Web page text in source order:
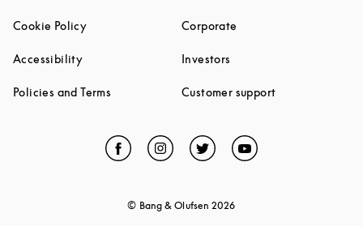
Cookie PolicyLink Opens in New Tab
AccessibilityLink Opens in New Tab
Policies and Terms Link Opens in New Tab
Corporate
Investors
Customer supportLink Opens in
Facebook
Link Opens in New Tab
Instagram
Link Opens in New Tab
TwitterLink Opens in New Tab
YouTubeLink Opens in
© Bang & Olufsen2026